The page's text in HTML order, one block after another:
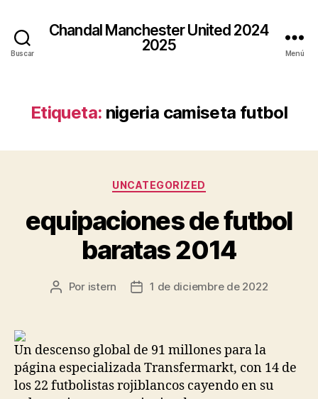
Buscar
Chandal Manchester United 2024
2025
Menú
Etiqueta: nigeria camiseta futbol
Categorías
UNCATEGORIZED
equipaciones de futbol
baratas 2014
Autor
Por istern
Fecha1 de diciembre de 2022
Un descenso global de 91 millones para la
página especializada Transfermarkt, con 14 de
los 22 futbolistas rojiblancos cayendo en su